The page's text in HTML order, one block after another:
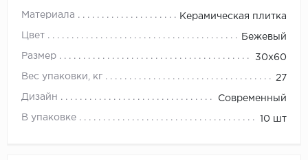
Материала Керамическая плитка
Цвет Бежевый
Размер 30x60
Вес упаковки, кг 27
Дизайн Современный
В упаковке 10 шт